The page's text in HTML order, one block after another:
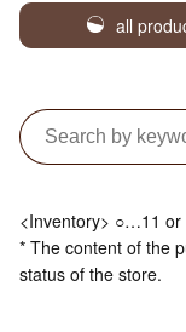
all
<Inventory> ○…11
* The content of the
status of the store.